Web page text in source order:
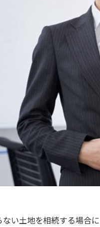
い土地を相続する場合